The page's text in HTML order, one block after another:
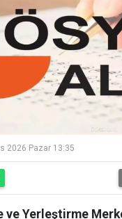
2026 Pazar 13:35
ve Yerleştirme